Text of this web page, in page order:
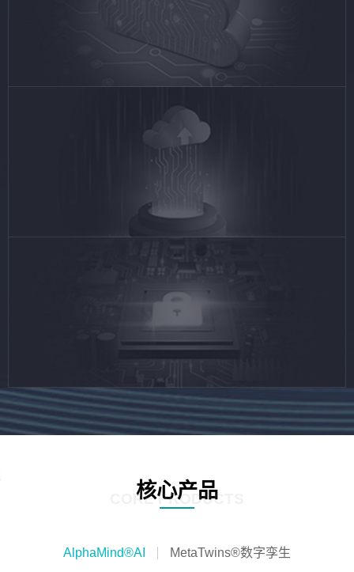
核心产品
CORE PRODUCTS
AlphaMind®AI MetaTwins®数字孪生